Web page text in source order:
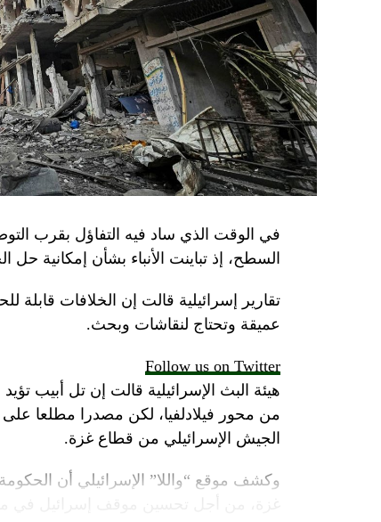
في الوقت الذي ساد فيه التفاؤل بقرب
السطح، إذ تباينت الأنباء بشأن إمكانية حل
تقارير إسرائيلية قالت إن الخلافات
عميقة وتحتاج لنقاشات وبحث.
Follow us on Twitter
هيئة البث الإسرائيلية قالت إن تل أبيب
من محور فيلادلفيا، لكن مصدرا مطلعا
الجيش الإسرائيلي من قطاع غزة.
وكشف موقع “واللا” الإسرائيلي أن